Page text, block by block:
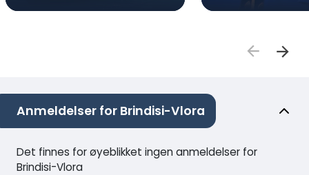
Anmeldelser for Brindisi-Vlora
Det finnes for øyeblikket ingen anmeldelser for
Brindisi-Vlora